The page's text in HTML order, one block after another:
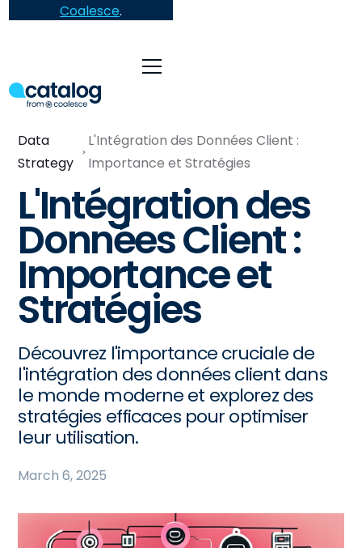
Coalesce.
Data
Strategy
L'Intégration des Données Client :
Importance et Stratégies
L'Intégration des
Données Client :
Importance et
Stratégies
Découvrez l'importance cruciale de
l'intégration des données client dans
le monde moderne et explorez des
stratégies efficaces pour optimiser
leur utilisation.
March 6, 2025